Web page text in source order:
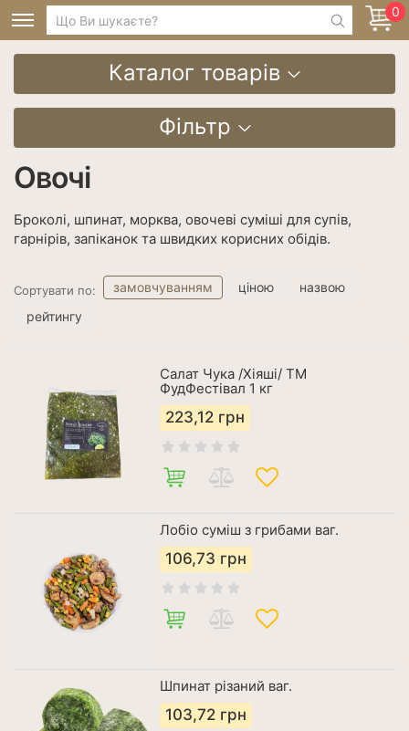
0
Каталог товарів
Фільтр
Овочі
Броколі, шпинат, морква, овочеві суміші для супів,
гарнірів, запіканок та швидких корисних обідів.
Сортувати по: замовчуванням ціною
назвою
рейтингу
Салат Чука /Хіяші/ ТМ
ФудФестівал 1 кг
223,12 грн
Лобіо суміш з грибами ваг.
106,73 грн
Шпинат різаний ваг.
103,72 грн